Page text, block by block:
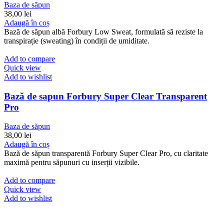
Baza de săpun
38,00 lei
Adaugă în coș
Bază de săpun albă Forbury Low Sweat, formulată să reziste la
transpirație (sweating) în condiții de umiditate.
Add to compare
Quick view
Add to wishlist
Bază de sapun Forbury Super Clear Transparent
Pro
Baza de săpun
38,00 lei
Adaugă în coș
Bază de săpun transparentă Forbury Super Clear Pro, cu claritate
maximă pentru săpunuri cu inserții vizibile.
Add to compare
Quick view
Add to wishlist